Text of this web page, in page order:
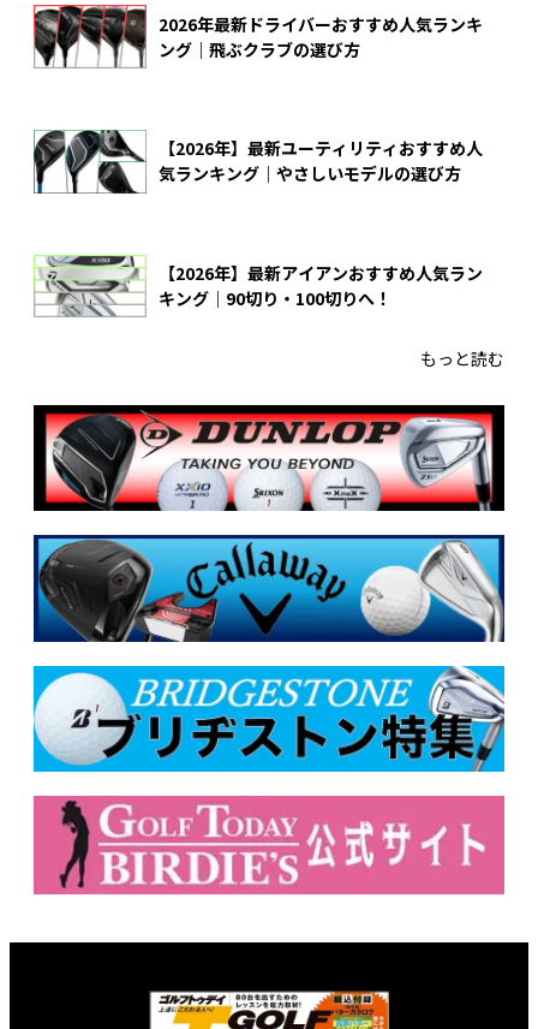
2026年最新ドライバーおすすめ人気ランキ
ング｜飛ぶクラブの選び方
【2026年】最新ユーティリティおすすめ人
気ランキング｜やさしいモデルの選び方
【2026年】最新アイアンおすすめ人気ラン
キング｜90切り・100切りへ！
もっと読む